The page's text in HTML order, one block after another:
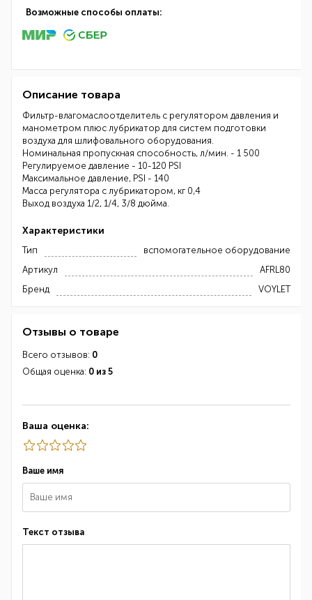
Возможные способы оплаты:
Описание товара
Фильтр-влагомаслоотделитель с регулятором давления и
манометром плюс лубрикатор для систем подготовки
воздуха для шлифовального оборудования.
Номинальная пропускная способность, л/мин. - 1 500
Регулируемое давление - 10-120 PSI
Максимальное давление, PSI - 140
Масса регулятора с лубрикатором, кг 0,4
Выход воздуха 1/2, 1/4, 3/8 дюйма.
Характеристики
Тип
вспомогательное оборудование
Артикул
AFRL80
Бренд
VOYLET
Отзывы о товаре
Всего отзывов: 0
Общая оценка: 0 из 5
Ваша оценка:
Ваше имя
Текст отзыва